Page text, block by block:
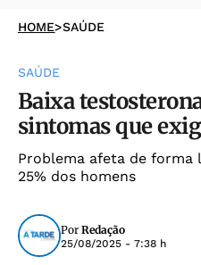
HOME>SAÚDE
SAÚDE
Baixa
sintomas que
Problema afeta de forma
25% dos homens
Por Redação
25/08/2025 - 7:38 h